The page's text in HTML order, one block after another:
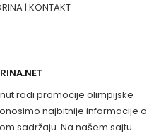
|KONTAKT
radi promocije olimpijske
najbitnije informacije o
sadržaju. Na našem sajtu